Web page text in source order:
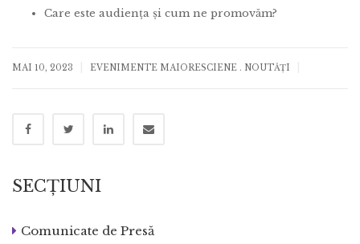
Care este audiența și cum ne promovăm?
MAI 10, 2023 EVENIMENTE MAIORESCIENE . NOUTĂȚI
SECȚIUNI
Comunicate de Presă